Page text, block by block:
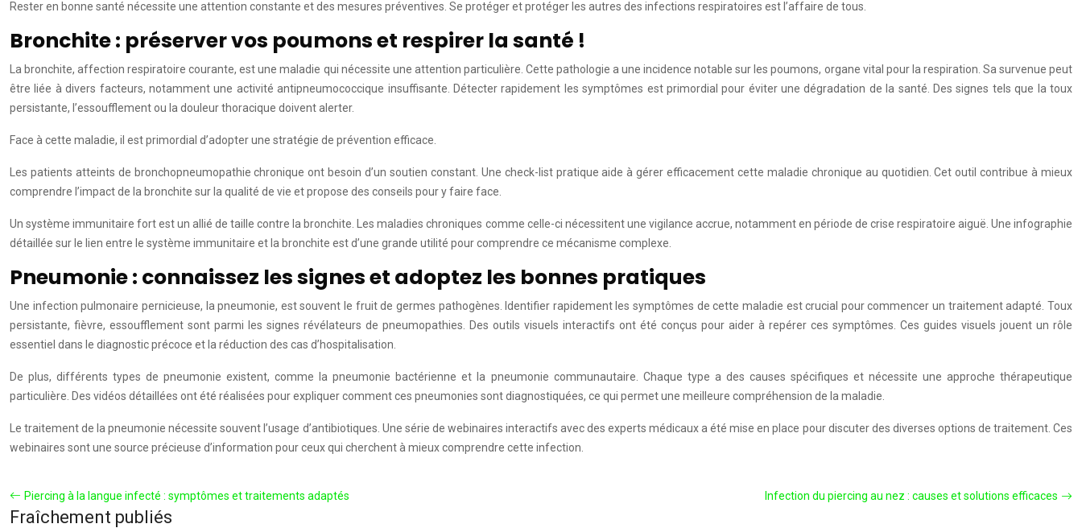
Rester en bonne santé nécessite une attention constante et des mesures préventives. Se protéger et protéger les autres des infections respiratoires est l’affaire de tous.
Bronchite : préserver vos poumons et respirer la santé !
La bronchite, affection respiratoire courante, est une maladie qui nécessite une attention particulière. Cette pathologie a une incidence notable sur les poumons, organe vital pour la respiration. Sa survenue peut
être liée à divers facteurs, notamment une activité antipneumococcique insuffisante. Détecter rapidement les symptômes est primordial pour éviter une dégradation de la santé. Des signes tels que la toux
persistante, l’essoufflement ou la douleur thoracique doivent alerter.
Face à cette maladie, il est primordial d’adopter une stratégie de prévention efficace.
Les patients atteints de bronchopneumopathie chronique ont besoin d’un soutien constant. Une check-list pratique aide à gérer efficacement cette maladie chronique au quotidien. Cet outil contribue à mieux
comprendre l’impact de la bronchite sur la qualité de vie et propose des conseils pour y faire face.
Un système immunitaire fort est un allié de taille contre la bronchite. Les maladies chroniques comme celle-ci nécessitent une vigilance accrue, notamment en période de crise respiratoire aiguë. Une infographie
détaillée sur le lien entre le système immunitaire et la bronchite est d’une grande utilité pour comprendre ce mécanisme complexe.
Pneumonie : connaissez les signes et adoptez les bonnes pratiques
Une infection pulmonaire pernicieuse, la pneumonie, est souvent le fruit de germes pathogènes. Identifier rapidement les symptômes de cette maladie est crucial pour commencer un traitement adapté. Toux
persistante, fièvre, essoufflement sont parmi les signes révélateurs de pneumopathies. Des outils visuels interactifs ont été conçus pour aider à repérer ces symptômes. Ces guides visuels jouent un rôle
essentiel dans le diagnostic précoce et la réduction des cas d’hospitalisation.
De plus, différents types de pneumonie existent, comme la pneumonie bactérienne et la pneumonie communautaire. Chaque type a des causes spécifiques et nécessite une approche thérapeutique
particulière. Des vidéos détaillées ont été réalisées pour expliquer comment ces pneumonies sont diagnostiquées, ce qui permet une meilleure compréhension de la maladie.
Le traitement de la pneumonie nécessite souvent l’usage d’antibiotiques. Une série de webinaires interactifs avec des experts médicaux a été mise en place pour discuter des diverses options de traitement. Ces
webinaires sont une source précieuse d’information pour ceux qui cherchent à mieux comprendre cette infection.
Piercing à la langue infecté : symptômes et traitements adaptés Infection du piercing au nez : causes et solutions efficaces
Fraîchement publiés